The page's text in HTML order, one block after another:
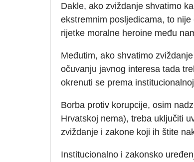
Dakle, ako zviždanje shvatimo
ekstremnim posljedicama, to
rijetke moralne heroine među
Međutim, ako shvatimo
očuvanju javnog interesa tada
okrenuti se prema
Borba protiv korupcije, osim
Hrvatskoj nema), treba uključiti
zviždanje i zakone koji ih štite
Institucionalno i zakonsko